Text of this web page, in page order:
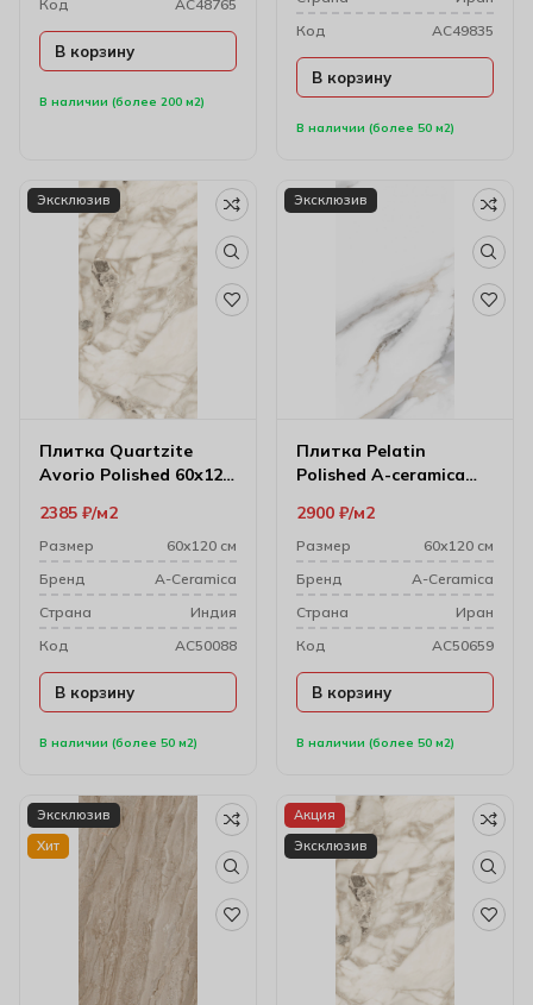
В наличии (более 200 м2)
Код
AC48765
В корзину
В наличии (более 50 м2)
Код
AC49835
В корзину
Эксклюзив
Плитка Quartzite
Avorio Polished 60х120
В наличии (более 50 м2)
2385 ₽ м2
Размер
60х120 см
Бренд
A-Ceramica
Cтрана
Индия
Код
AC50088
В корзину
Эксклюзив
Плитка Pelatin
Polished A-ceramica
Ac76509
В наличии (более 50 м2)
2900 ₽ м2
Размер
60х120 см
Бренд
A-Ceramica
Cтрана
Иран
Код
AC50659
В корзину
Эксклюзив
Хит
Акция
Эксклюзив